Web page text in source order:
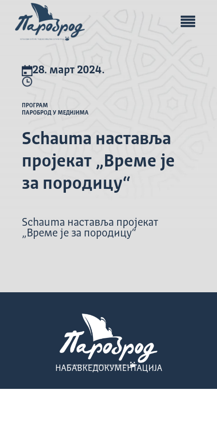
28. март 2024.
ПРОГРАМ
ПАРОБРОД У МЕДИЈИМА
Schauma наставља
пројекат „Време је
за породицу“
Schauma наставља пројекат
„Време је за породицу“
НАБАВКЕДОКУМЕНТАЦИЈА